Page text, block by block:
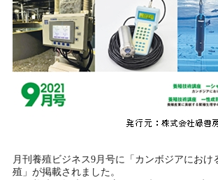
月刊養殖ビジネス9月号に「カンボジアにおけ
殖」が掲載されました。